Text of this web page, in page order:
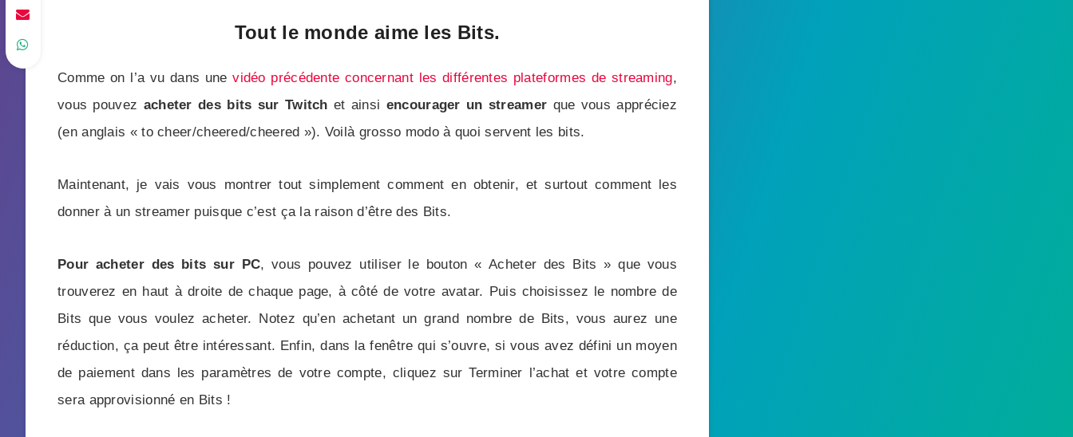
Tout le monde aime les Bits.
Comme on l’a vu dans unevidéo précédente concernant les différentes plateformes de streaming,
vous pouvez acheter des bits sur Twitch et ainsi encourager un streamer que vous appréciez
(en anglais « to cheer/cheered/cheered »). Voilà grosso modo à quoi servent les bits.
Maintenant, je vais vous montrer tout simplement comment en obtenir, et surtout comment les
donner à un streamer puisque c’est ça la raison d’être des Bits.
Pour acheter des bits sur PC, vous pouvez utiliser le bouton « Acheter des Bits » que vous
trouverez en haut à droite de chaque page, à côté de votre avatar. Puis choisissez le nombre de
Bits que vous voulez acheter. Notez qu’en achetant un grand nombre de Bits, vous aurez une
réduction, ça peut être intéressant. Enfin, dans la fenêtre qui s’ouvre, si vous avez défini un moyen
de paiement dans les paramètres de votre compte, cliquez sur Terminer l’achat et votre compte
sera approvisionné en Bits !